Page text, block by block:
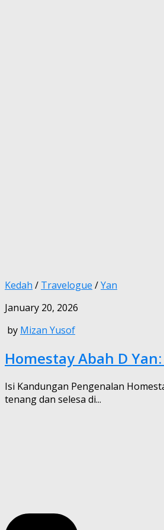
Kedah / Travelogue /Yan
January 20, 2026
by Mizan Yusof
Homestay Abah D
Isi Kandungan Pengenalan
tenang dan selesa di...